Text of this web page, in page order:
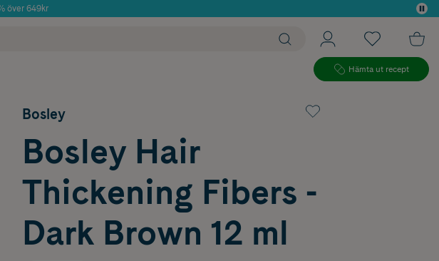
över 649kr
Hämta ut recept
Bosley
Bosley Hair
Thickening Fibers -
Dark Brown 12 ml